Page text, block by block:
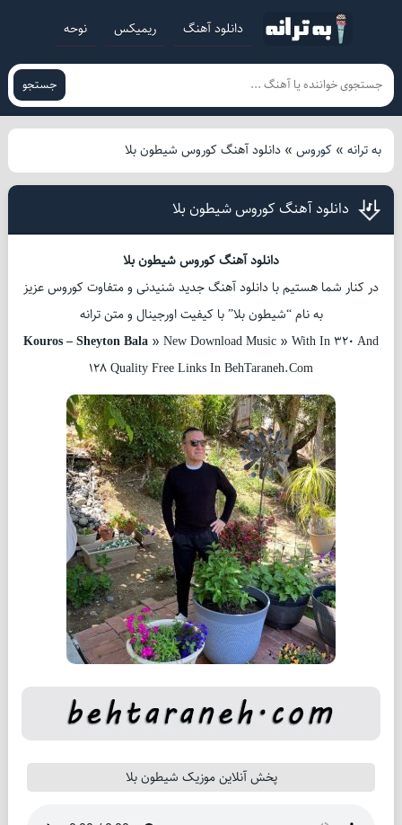
دانلود آهنگ ریمیکس نوحه
جستجو
به ترانه» کوروس» دانلود آهنگ کوروس شیطون بلا
دانلود آهنگ کوروس شیطون بلا
دانلود آهنگ کوروس شیطون بلا
در کنار شما هستیم با دانلود آهنگ جدید شنیدنی و متفاوت کوروس عزیز
به نام “شیطون بلا” با کیفیت اورجینال و متن ترانه
Kouros – Sheyton Bala » New Download Music » With In 320 And
128 Quality Free Links In BehTaraneh.Com
پخش آنلاین موزیک شیطون بلا